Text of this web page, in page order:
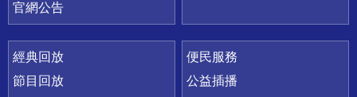
官網公告
經典回放
節目回放
便民服務
公益插播